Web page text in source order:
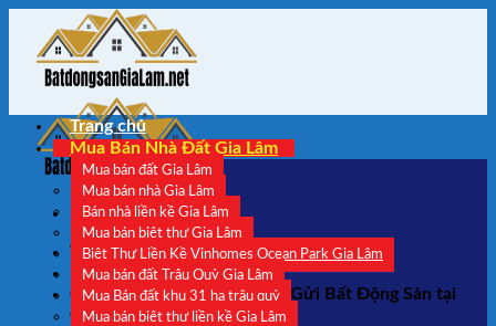
content
TRẦN VĂN DŨNG - CCMG : TQ - 0101
Chuyên Môi Giới - Nhận Ký Gửi Bất Động Sản tại
Gia Lâm
Trang chủ
Mua Bán Nhà Đất Gia Lâm
Mua bán đất Gia Lâm
Mua bán nhà Gia Lâm
Bán nhà liền kề Gia Lâm
Mua bán biệt thự Gia Lâm
Biệt Thự Liền Kề Vinhomes Ocean Park Gia Lâm
Mua bán đất Trâu Quỳ Gia Lâm
Mua Bán đất khu 31 ha trâu quỳ
Mua bán biệt thự liền kề Gia Lâm